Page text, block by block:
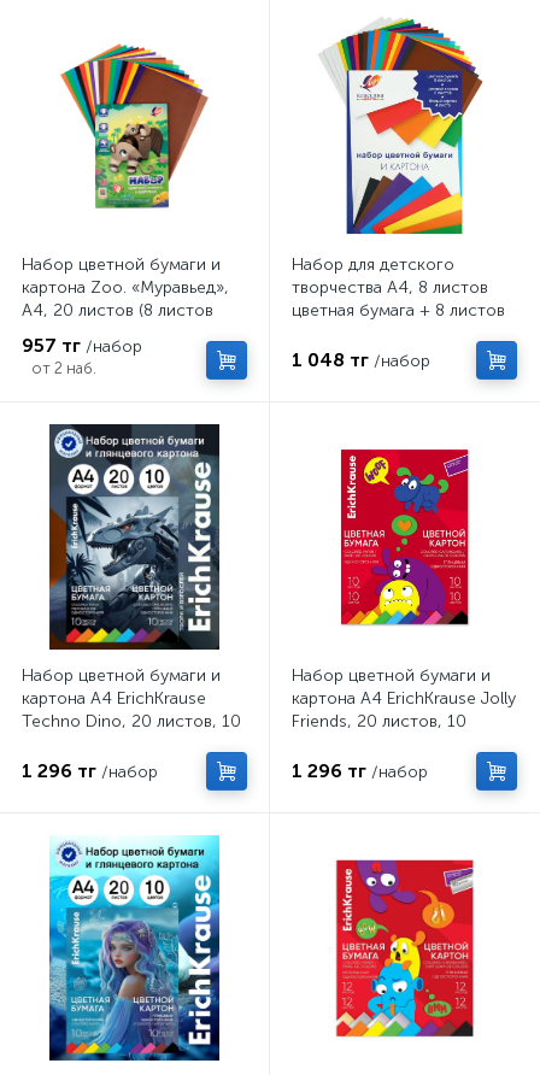
Набор цветной бумаги и
картона Zoo. «Муравьед»,
А4, 20 листов (8 листов
листа белого картона)
957 тг /набор
от 2 наб.
Набор для детского
творчества А4, 8 листов
цветная бумага + 8 листов
белый картон, "Луч"
1 048 тг /набор
Набор цветной бумаги и
картона А4 ErichKrause
Techno Dino, 20 листов, 10
1 296 тг /набор
Набор цветной бумаги и
картона А4 ErichKrause Jolly
Friends, 20 листов, 10
1 296 тг /набор